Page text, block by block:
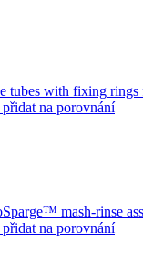
přidat na porovnání
přidat na porovnání